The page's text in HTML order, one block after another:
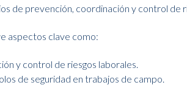
de prevención, coordinación y control de
aspectos clave como:
y control de riesgos laborales.
de seguridad en trabajos de campo.